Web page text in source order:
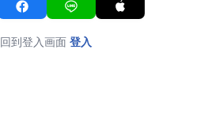
回到登入画面 登入